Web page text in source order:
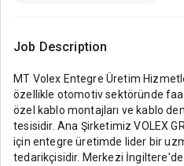
Job Description
MT Volex Entegre Üretim
özellikle otomotiv sektöründe
özel kablo montajları ve kablo
tesisidir. Ana Şirketimiz VOLEX
için entegre üretimde lider bir
tedarikçisidir. Merkezi